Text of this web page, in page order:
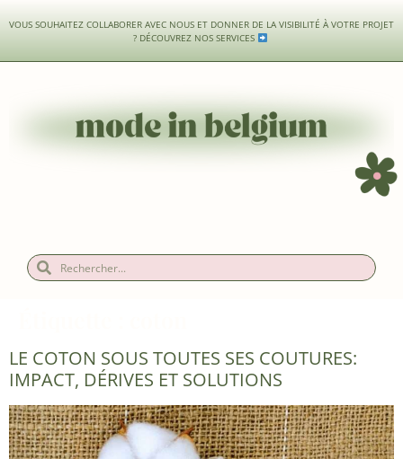
VOUS SOUHAITEZ COLLABORER AVEC NOUS ET DONNER DE LA VISIBILITÉ À VOTRE PROJET
? DÉCOUVREZ NOS SERVICES
LE COTON SOUS TOUTES SES COUTURES:
IMPACT, DÉRIVES ET SOLUTIONS